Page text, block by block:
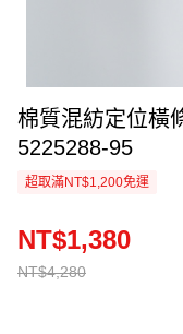
棉質混紡定位橫
5225288-95
超取滿NT$1,200免運
NT$4,280
NT$1,380